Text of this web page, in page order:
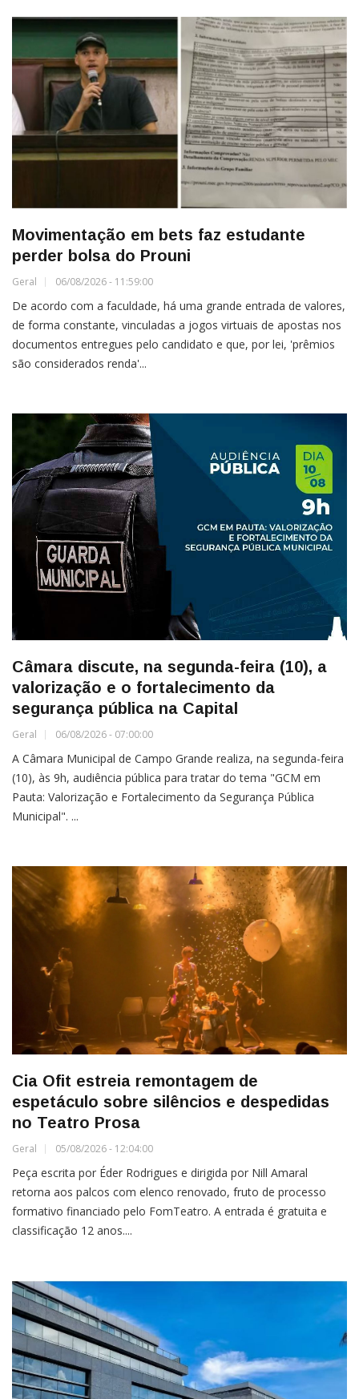
Movimentação em bets faz estudante
perder bolsa do Prouni
Geral 06/08/2026 - 11:59:00
De acordo com a faculdade, há uma grande entrada de valores,
de forma constante, vinculadas a jogos virtuais de apostas nos
documentos entregues pelo candidato e que, por lei, 'prêmios
são considerados renda'...
Câmara discute, na segunda-feira (10), a
valorização e o fortalecimento da
segurança pública na Capital
Geral 06/08/2026 - 07:00:00
A Câmara Municipal de Campo Grande realiza, na segunda-feira
(10), às 9h, audiência pública para tratar do tema "GCM em
Pauta: Valorização e Fortalecimento da Segurança Pública
Municipal". ...
Cia Ofit estreia remontagem de
espetáculo sobre silêncios e despedidas
no Teatro Prosa
Geral 05/08/2026 - 12:04:00
Peça escrita por Éder Rodrigues e dirigida por Nill Amaral
retorna aos palcos com elenco renovado, fruto de processo
formativo financiado pelo FomTeatro. A entrada é gratuita e
classificação 12 anos....